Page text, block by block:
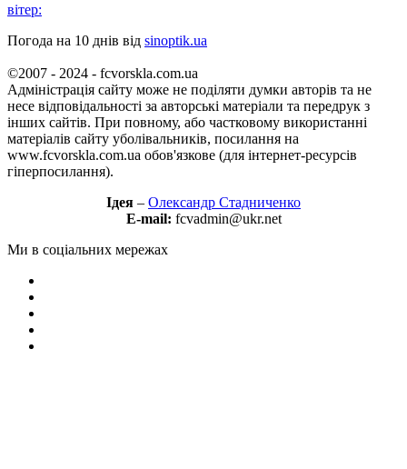
вітер:
Погода на 10 днів від sinoptik.ua
©2007 - 2024 - fcvorskla.com.ua
Адміністрація сайту може не поділяти думки авторів та не
несе відповідальності за авторські матеріали та передрук з
інших сайтів. При повному, або частковому використанні
матеріалів сайту уболівальників, посилання на
www.fcvorskla.com.ua обов'язкове (для інтернет-ресурсів
гіперпосилання).
Ідея – Олександр Стадниченко
E-mail: fcvadmin@ukr.net
Ми в соціальних мережах